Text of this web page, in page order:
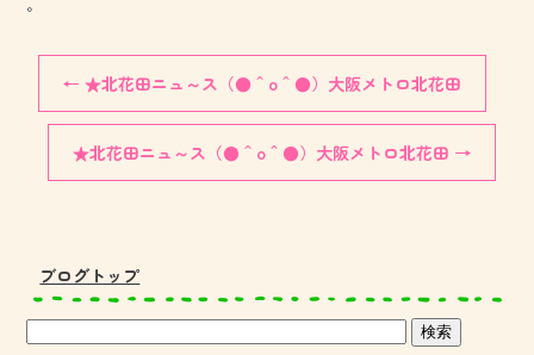
。
← ★北花田ニュ～ス（●＾o＾●）大阪メトロ北花田
★北花田ニュ～ス（●＾o＾●）大阪メトロ北花田 →
ブログトップ